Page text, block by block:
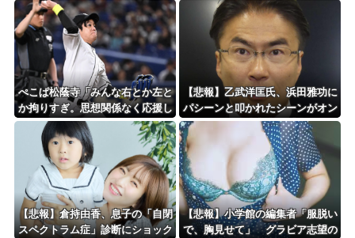
8/4のニュース
更新中止のお知らせ
海外「おめでとうタキ！」リヴァプール南野がバースデーゴール！！
Powered by livedoor 相互RSS
ぺこぱ松蔭寺「みんな右とか左と
か拘りすぎ。思想関係なく応援し
ようよ」
【悲報】乙武洋匡氏、浜田雅功に
パシーンと叩かれたシーンがオン
エアされず「障害者相手だと放送
されなくなる。俺、逆差別だと思
って」
【悲報】倉持由香、息子の「自閉
スペクトラム症」診断にショック
【悲報】小学館の編集者「服脱い
で、胸見せて」 グラビア志望の